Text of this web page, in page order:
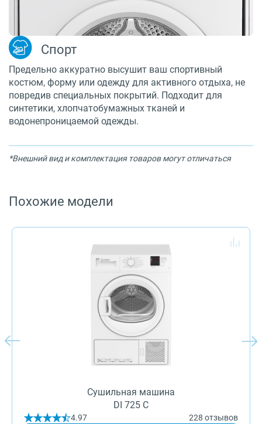
Спорт
Предельно аккуратно высушит ваш спортивный
костюм, форму или одежду для активного отдыха, не
повредив специальных покрытий. Подходит для
синтетики, хлопчатобумажных тканей и
водонепроницаемой одежды.
*Внешний вид и комплектация товаров могут отличаться
Похожие модели
Сушильная машина
DI 725 C
4.97 228 отзывов